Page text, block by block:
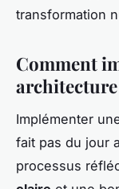
transformation
Comment
Implémenter
fait pas du jour
processus